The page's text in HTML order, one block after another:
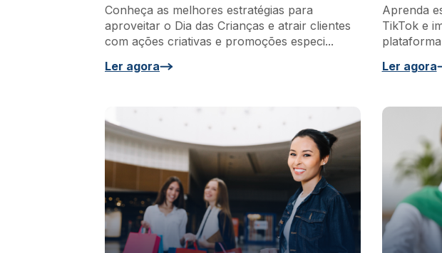
Conheça as melhores estratégias para
aproveitar o Dia das Crianças e atrair clientes
com ações criativas e promoções especi...
Ler agora
Aprenda
TikTok e
Ler agora